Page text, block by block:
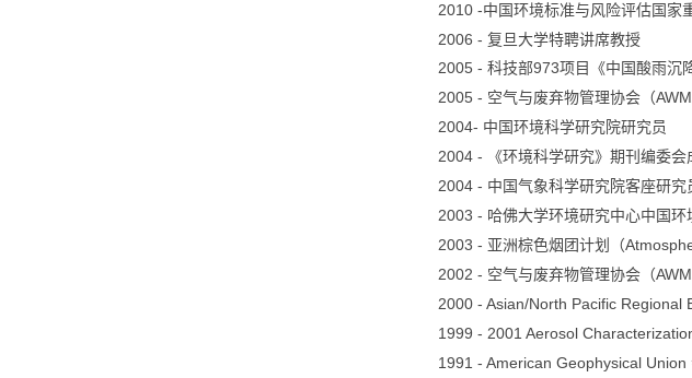
2010 -中国环境标准与风险评估国家
2006 - 复旦大学特聘讲席教授
2005 - 科技部973项目《中国酸雨沉
2005 - 空气与废弃物管理协会（
2004- 中国环境科学研究院研究员
2004 - 《环境科学研究》期刊编委会
2004 - 中国气象科学研究院客座研究
2003 - 哈佛大学环境研究中心中国环
2003 - 亚洲棕色烟团计划（
2002 - 空气与废弃物管理协会（
2000 - Asian/North Pacific Regional
1999 - 2001 Aerosol
1991 - American Geophysical Union